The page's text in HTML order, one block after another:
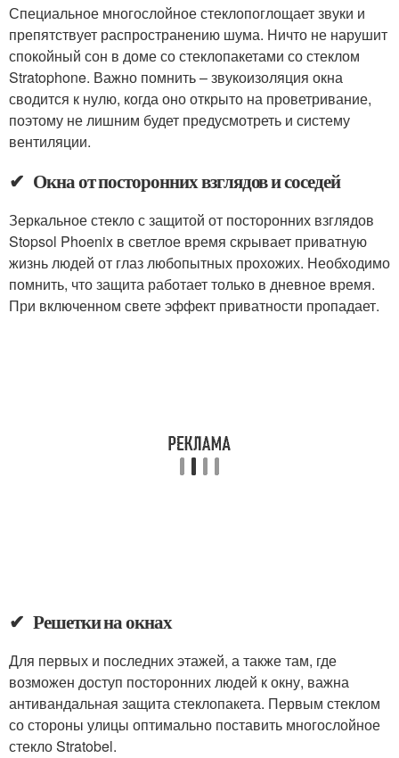
Специальное многослойное стеклопоглощает звуки и
препятствует распространению шума. Ничто не нарушит
спокойный сон в доме со стеклопакетами со стеклом
Stratophone. Важно помнить – звукоизоляция окна
сводится к нулю, когда оно открыто на проветривание,
поэтому не лишним будет предусмотреть и систему
вентиляции.
✔ Окна от посторонних взглядов и соседей
Зеркальное стекло с защитой от посторонних взглядов
Stopsol Phoenix в светлое время скрывает приватную
жизнь людей от глаз любопытных прохожих. Необходимо
помнить, что защита работает только в дневное время.
При включенном свете эффект приватности пропадает.
✔ Решетки на окнах
Для первых и последних этажей, а также там, где
возможен доступ посторонних людей к окну, важна
антивандальная защита стеклопакета. Первым стеклом
со стороны улицы оптимально поставить многослойное
стекло Stratobel.